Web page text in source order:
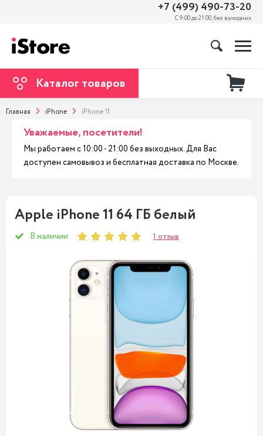
+7 (499) 490-73-20
С 9:00 до 21:00, без выходных
Каталог товаров
Главная iPhone iPhone 11
Уважаемые, посетители!
Мы работаем с 10:00 - 21:00 без выходных. Для Вас
доступен самовывоз и бесплатная доставка по Москве.
Apple iPhone 11 64 ГБ белый
В наличии 1 отзыв